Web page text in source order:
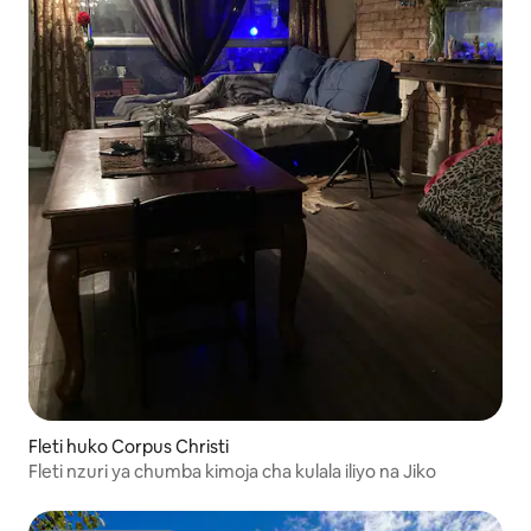
Fleti huko Corpus Christi
Fleti nzuri ya chumba kimoja cha kulala iliyo na Jiko